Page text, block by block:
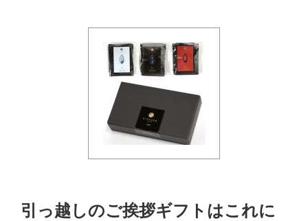
引っ越しのご挨拶ギフトはこれに